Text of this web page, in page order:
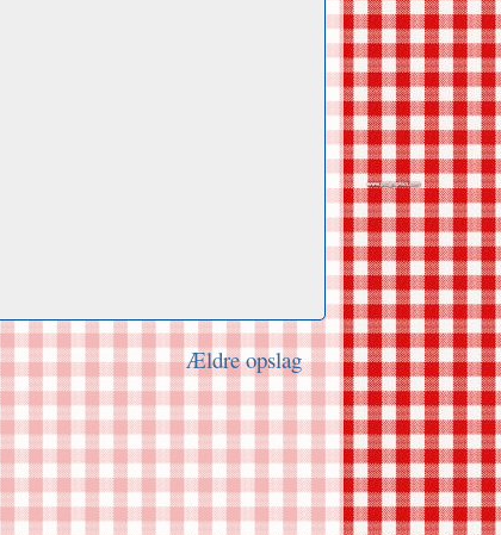
Ældre opslag